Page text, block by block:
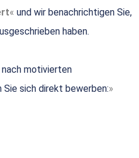
und wir benachrichtigen Sie,
haben.
nach motivierten
Sie sich direkt bewerben: